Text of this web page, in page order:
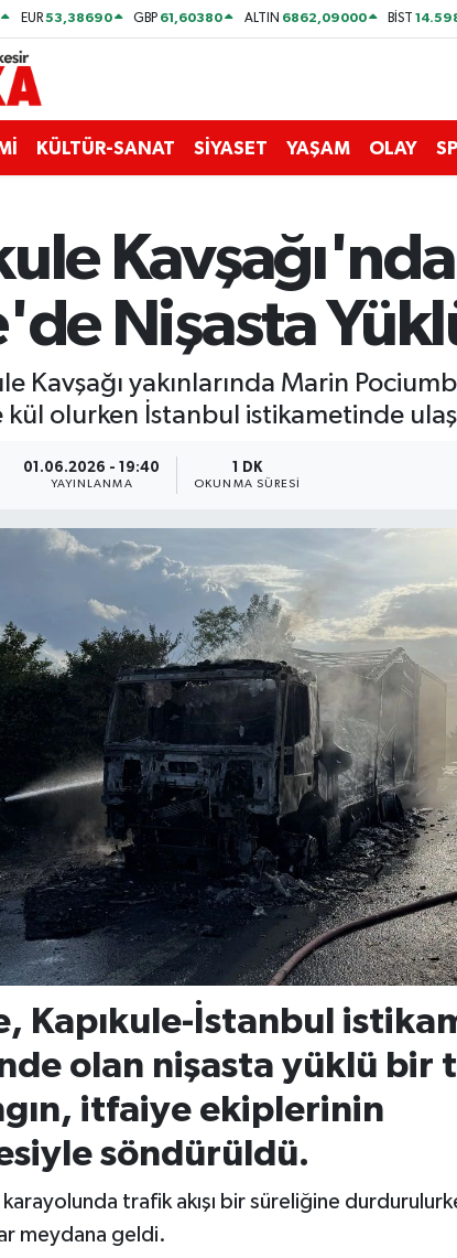
EUR53,38690 GBP 61,60380 ALTIN 6862,09000 BİST
KÜLTÜR-SANAT SİYASET YAŞAM OLAY
Kavşağı'nda
Nişasta
Kavşağı yakınlarında Marin
kül olurken İstanbul istikametinde
01.06.2026 - 19:40
YAYINLANMA
1 DK
OKUNMA SÜRESI
Kapıkule-İstanbul
olan nişasta yüklü bir
itfaiye ekiplerinin
söndürüldü.
karayolunda trafik akışı bir süreliğine
meydana geldi.